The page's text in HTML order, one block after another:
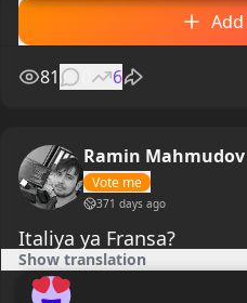
81 6
Ramin Mahmudov
Vote me
371 days ago
Italiya ya Fransa?
Show translation